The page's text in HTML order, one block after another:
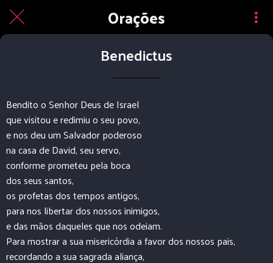
Orações
Benedictus
Bendito o Senhor Deus de Israel
que visitou e redimiu o seu povo,
e nos deu um Salvador poderoso
na casa de David, seu servo,
conforme prometeu pela boca
dos seus santos,
os profetas dos tempos antigos,
para nos libertar dos nossos inimigos,
e das mãos daqueles que nos odeiam.
Para mostrar a sua misericórdia a favor dos nossos pais,
recordando a sua sagrada aliança,